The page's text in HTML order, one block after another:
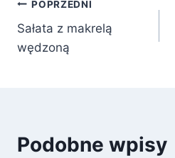
Nawigacja
wpisu
POPRZEDNI
Sałata z makrelą
wędzoną
Podobne wpisy